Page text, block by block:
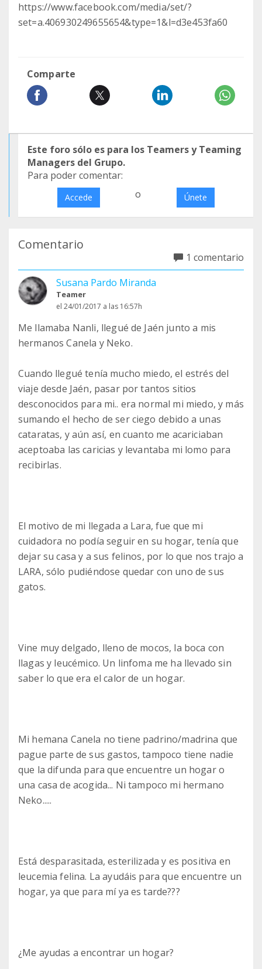
https://www.facebook.com/media/set/?
set=a.406930249655654&type=1&l=d3e453fa60
Comparte
Este foro sólo es para los Teamers y Teaming
Managers del Grupo.
Para poder comentar:
Accede o Únete
Comentario
1 comentario
Susana Pardo Miranda
Teamer
el 24/01/2017 a las 16:57h
Me llamaba Nanli, llegué de Jaén junto a mis
hermanos Canela y Neko.
Cuando llegué tenía mucho miedo, el estrés del
viaje desde Jaén, pasar por tantos sitios
desconocidos para mi.. era normal mi miedo, y más
sumando el hecho de ser ciego debido a unas
cataratas, y aún así, en cuanto me acariciaban
aceptoaba las caricias y levantaba mi lomo para
recibirlas.
El motivo de mi llegada a Lara, fue que mi
cuidadora no podía seguir en su hogar, tenía que
dejar su casa y a sus felinos, por lo que nos trajo a
LARA, sólo pudiéndose quedar con uno de sus
gatos.
Vine muy delgado, lleno de mocos, la boca con
llagas y leucémico. Un linfoma me ha llevado sin
saber lo que era el calor de un hogar.
Mi hemana Canela no tiene padrino/madrina que
pague parte de sus gastos, tampoco tiene nadie
que la difunda para que encuentre un hogar o
una casa de acogida... Ni tampoco mi hermano
Neko.....
Está desparasitada, esterilizada y es positiva en
leucemia felina. La ayudáis para que encuentre un
hogar, ya que para mí ya es tarde???
¿Me ayudas a encontrar un hogar?